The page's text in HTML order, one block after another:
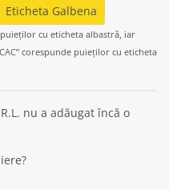
Eticheta Galbena
cu eticheta albastră, iar
corespunde puieților cu eticheta
nu a adăugat încă o